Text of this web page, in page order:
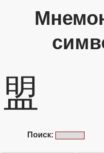
盟
Поиск: